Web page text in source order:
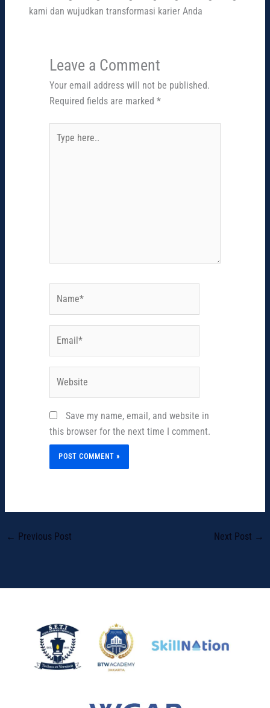
kami dan wujudkan transformasi karier Anda
Leave a Comment
Your email address will not be published.
Required fields are marked *
here..
Save my name, email, and website in
this browser for the next time I comment.
← Previous Post Next Post →